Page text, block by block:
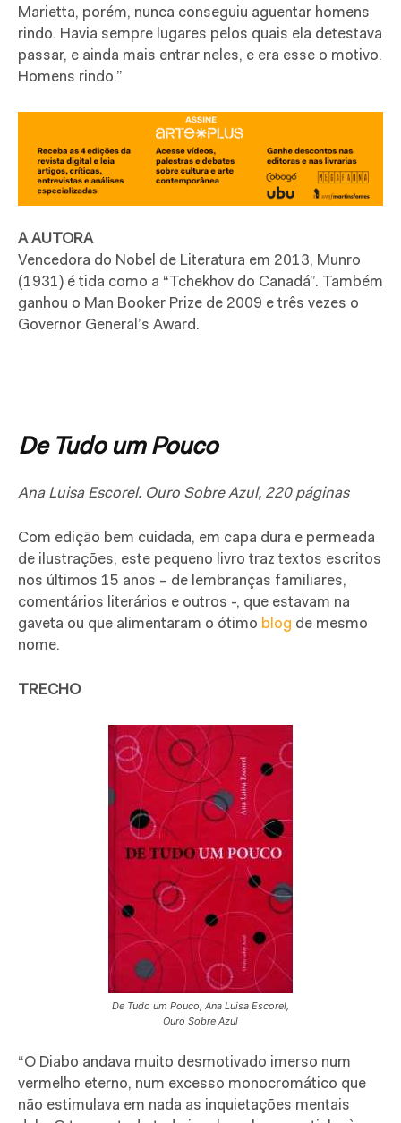
Marietta, porém, nunca conseguiu aguentar homens
rindo. Havia sempre lugares pelos quais ela detestava
passar, e ainda mais entrar neles, e era esse o motivo.
Homens rindo.”
A AUTORA
Vencedora do Nobel de Literatura em 2013, Munro
(1931) é tida como a “Tchekhov do Canadá”. Também
ganhou o Man Booker Prize de 2009 e três vezes o
Governor General’s Award.
De Tudo um Pouco
Ana Luisa Escorel. Ouro Sobre Azul, 220 páginas
Com edição bem cuidada, em capa dura e permeada
de ilustrações, este pequeno livro traz textos escritos
nos últimos 15 anos – de lembranças familiares,
comentários literários e outros -, que estavam na
gaveta ou que alimentaram o ótimo blog de mesmo
nome.
TRECHO
De Tudo um Pouco, Ana Luisa Escorel,
Ouro Sobre Azul
“O Diabo andava muito desmotivado imerso num
vermelho eterno, num excesso monocromático que
não estimulava em nada as inquietações mentais